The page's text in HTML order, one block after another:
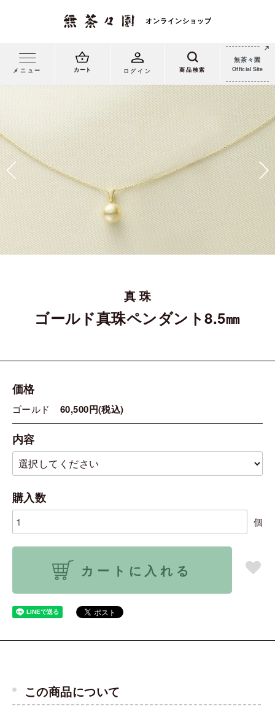
メニュー カート ログイン
無茶々園
Official Site
真 珠
ゴールド真珠ペンダント8.5㎜
価格
ゴールド 60,500円(税込)
内容
購入数
個
カートに入れる
この商品について